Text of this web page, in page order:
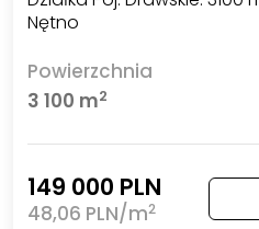
Nętno
Powierzchnia
3 100 m2
149 000 PLN
48,06 PLN/m2